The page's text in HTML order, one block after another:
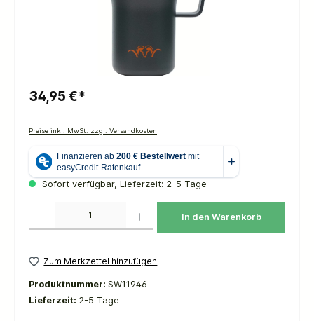
34,95 €*
Preise inkl. MwSt. zzgl. Versandkosten
Sofort verfügbar, Lieferzeit: 2-5 Tage
In den Warenkorb
Zum Merkzettel hinzufügen
Produktnummer: SW11946
Lieferzeit: 2-5 Tage